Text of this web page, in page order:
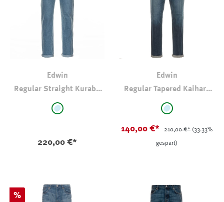
Edwin
Regular Straight Kurabo
auswählen
super-stone-washed
220,00 €*
Edwin
Regular Tapered Kaihara
auswählen
stone-washed
140,00 €* 210,00 €* (33.33%
gespart)
Rabatt
%